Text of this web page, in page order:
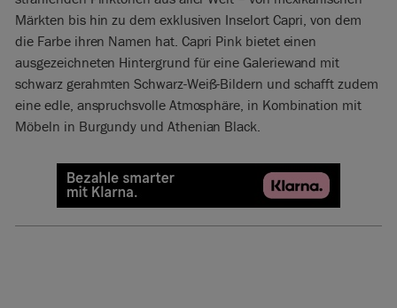
Märkten bis hin zu dem exklusiven Inselort Capri, von dem
die Farbe ihren Namen hat. Capri Pink bietet einen
ausgezeichneten Hintergrund für eine Galeriewand mit
schwarz gerahmten Schwarz-Weiß-Bildern und schafft zudem
eine edle, anspruchsvolle Atmosphäre, in Kombination mit
Möbeln in Burgundy und Athenian Black.